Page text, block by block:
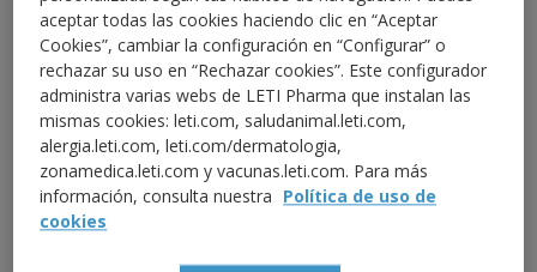
ZONA FARMACIAS
aceptar todas las cookies haciendo clic en “Aceptar
Cookies”, cambiar la configuración en “Configurar” o
rechazar su uso en “Rechazar cookies”. Este configurador
administra varias webs de LETI Pharma que instalan las
mismas cookies: leti.com, saludanimal.leti.com,
alergia.leti.com, leti.com/dermatologia,
zonamedica.leti.com y vacunas.leti.com. Para más
información, consulta nuestra Política de uso de
cookies